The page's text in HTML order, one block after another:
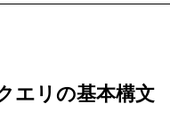
エリの基本構文